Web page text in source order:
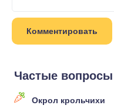
Частые вопросы
Окрол крольчихи